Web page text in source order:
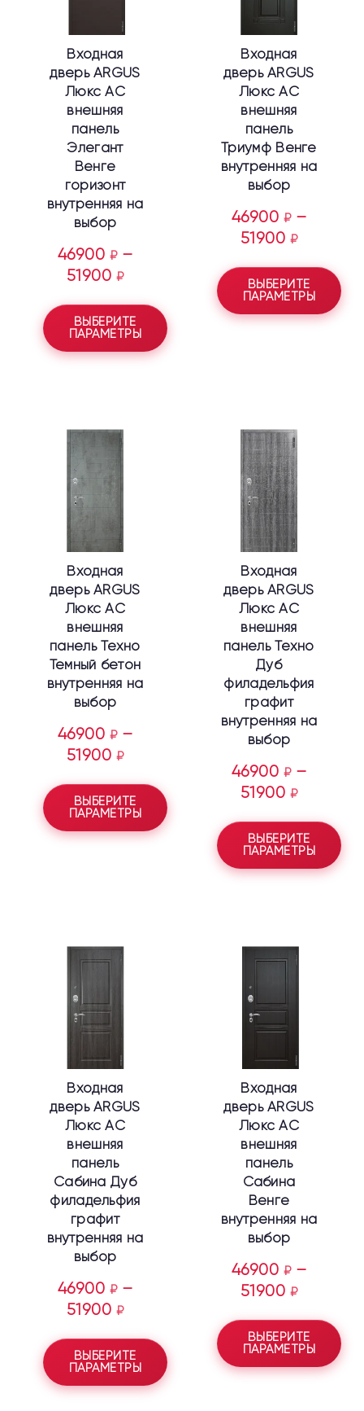
Входная
дверь ARGUS
Люкс АС
внешняя
панель
Элегант
Венге
горизонт
внутренняя на
выбор
46900 ₽ –
51900 ₽
ВЫБЕРИТЕ
ПАРАМЕТРЫ
выбрать
на
странице
товара.
Входная
дверь ARGUS
Люкс АС
внешняя
панель
Триумф Венге
внутренняя на
выбор
46900 ₽ –
51900 ₽
ВЫБЕРИТЕ
ПАРАМЕТРЫ
можно
выбрать
на
странице
товара.
Входная
дверь ARGUS
Люкс АС
внешняя
панель Техно
Темный бетон
внутренняя на
выбор
46900 ₽ –
51900 ₽
ВЫБЕРИТЕ
ПАРАМЕТРЫ
товар
несколько
вариаций.
выбрать
на
странице
товара.
Входная
дверь ARGUS
Люкс АС
внешняя
панель Техно
Дуб
филадельфия
графит
внутренняя на
выбор
46900 ₽ –
51900 ₽
ВЫБЕРИТЕ
ПАРАМЕТРЫ
товар
имеет
несколько
вариаций.
Опции
можно
выбрать
на
странице
товара.
Входная
дверь ARGUS
Люкс АС
внешняя
панель
Сабина Дуб
филадельфия
графит
внутренняя на
выбор
46900 ₽ –
51900 ₽
ВЫБЕРИТЕ
ПАРАМЕТРЫ
товар
вариаций.
Опции
выбрать
на
странице
товара.
Входная
дверь ARGUS
Люкс АС
внешняя
панель
Сабина
Венге
внутренняя на
выбор
46900 ₽ –
51900 ₽
ВЫБЕРИТЕ
ПАРАМЕТРЫ
товар
вариаций.
Опции
выбрать
на
странице
товара.